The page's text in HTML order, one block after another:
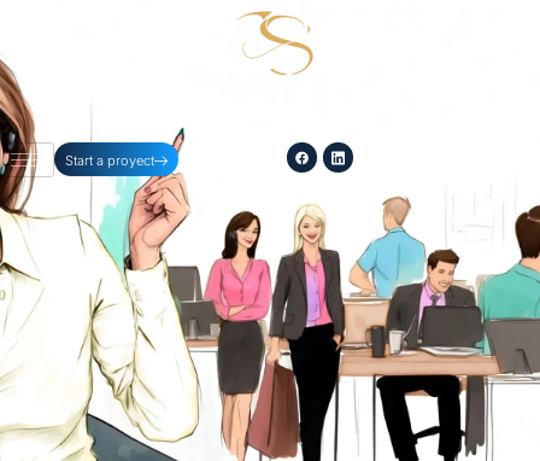
Start a proyect 254-396-8354